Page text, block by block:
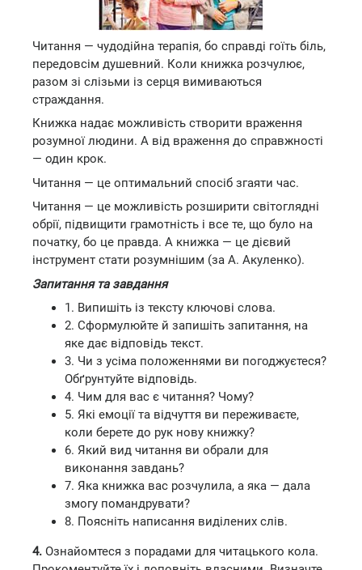
Читання — чудодійна терапія, бо справді гоїть біль,
передовсім душевний. Коли книжка розчулює,
разом зі слізьми із серця вимиваються
страждання.
Книжка надає можливість створити враження
розумної людини. А від враження до справжності
— один крок.
Читання — це оптимальний спосіб згаяти час.
Читання — це можливість розширити світоглядні
обрії, підвищити грамотність і все те, що було на
початку, бо це правда. А книжка — це дієвий
інструмент стати розумнішим (за А. Акуленко).
Запитання та завдання
1. Випишіть із тексту ключові слова.
2. Сформулюйте й запишіть запитання, на
яке дає відповідь текст.
3. Чи з усіма положеннями ви погоджуєтеся?
Обґрунтуйте відповідь.
4. Чим для вас є читання? Чому?
5. Які емоції та відчуття ви переживаєте,
коли берете до рук нову книжку?
6. Який вид читання ви обрали для
виконання завдань?
7. Яка книжка вас розчулила, а яка — дала
змогу помандрувати?
8. Поясніть написання виділених слів.
4. Ознайомтеся з порадами для читацького кола.